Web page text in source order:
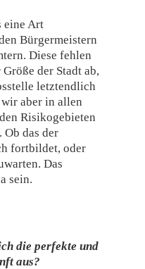
eine Art
Bürgermeistern
Diese fehlen
der Stadt ab,
letztendlich
aber in allen
Risikogebieten
Ob das der
fortbildet, oder
Das
sein.
die perfekte und
aus?